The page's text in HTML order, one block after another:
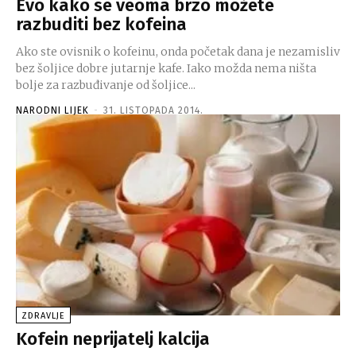
Evo kako se veoma brzo možete
razbuditi bez kofeina
Ako ste ovisnik o kofeinu, onda početak dana je nezamisliv
bez šoljice dobre jutarnje kafe. Iako možda nema ništa
bolje za razbuđivanje od šoljice...
NARODNI LIJEK - 31. LISTOPADA 2014.
ZDRAVLJE
Kofein neprijatelj kalcija